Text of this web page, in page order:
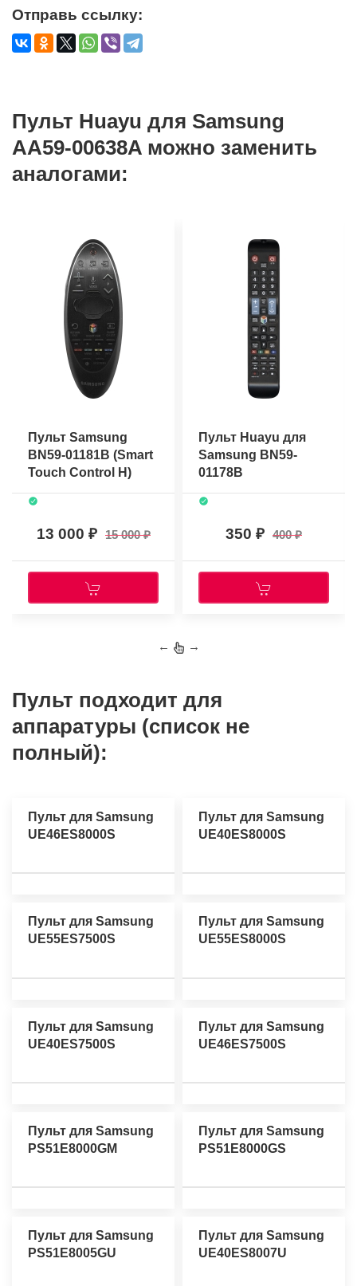
Отправь ссылку:
Пульт Huayu для Samsung
AA59-00638A можно заменить
аналогами:
Пульт Samsung
BN59-01181B (Smart
Touch Control H)
(оригинальный)
13 000 15 000
Пульт Huayu для
Samsung BN59-
01178B
350 400
← →
Пульт подходит для
аппаратуры (список не
полный):
Пульт для Samsung
UE46ES8000S
Пульт для Samsung
UE40ES8000S
Пульт для Samsung
UE55ES7500S
Пульт для Samsung
UE55ES8000S
Пульт для Samsung
UE40ES7500S
Пульт для Samsung
UE46ES7500S
Пульт для Samsung
PS51E8000GM
Пульт для Samsung
PS51E8000GS
Пульт для Samsung
PS51E8005GU
Пульт для Samsung
UE40ES8007U